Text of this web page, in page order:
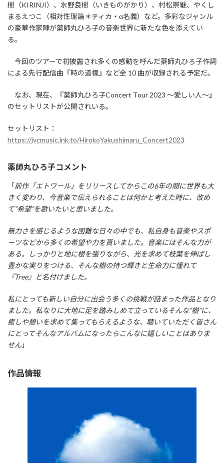
樹（KIRINJI）、水野良樹（いきものがかり）、村松崇継、やくし
まるえつこ（相対性理論＊ティカ・α名義）など。多彩なジャンル
の豪華作家陣が薬師丸ひろ子の音楽世界に新たな色を添えてい
る。
今回のツアーで初披露され多くの感動を呼んだ薬師丸ひろ子作詞
による先行配信曲『時の道標』など全 10 曲が収録される予定だ。
なお、現在、『薬師丸ひろ子Concert Tour 2023 ～愛しい人～』
のセットリストが公開されいる。
セットリスト：
https://jvcmusic.lnk.to/HirokoYakushimaru_Concert2023
薬師丸ひろ子コメント
「前作「エトワール」をリリースしてからこの6年の間に世界も大
きく変わり、今音楽で伝えられることは何かと考えた時に、改め
て“希望”を歌いたいと思いました。
無力さを感じるような困難な日々の中でも、私自身も音楽やスポ
ーツなどから多くの希望や力を貰いました。音楽にはそんな力が
ある。しっかりと地に根を張りながら、光を求めて枝葉を伸ばし
豊かな実りをつける、そんな樹の持つ輝きと生命力に憧れて
『Tree』と名付けました。
私にとっても新しい自分に出会う多くの挑戦が詰まった作品となり
ました。私なりに大地に足を踏みしめて立っているそんな“樹”に、
癒しや憩いを求めて集ってもらえるような、聴いていただく皆さん
にとってそんなアルバムになったらこんなに嬉しいことはありま
せん 」
作品情報